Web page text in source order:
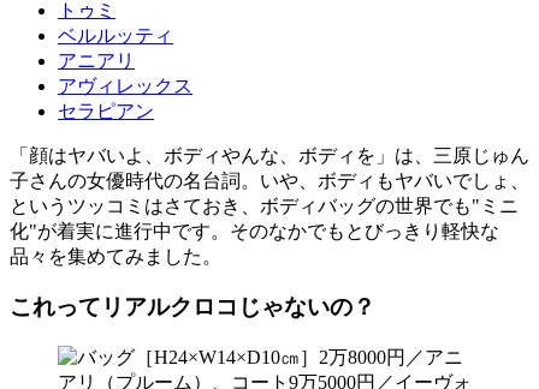
トゥミ
ベルルッティ
アニアリ
アヴィレックス
セラピアン
「顔はヤバいよ、ボディやんな、ボディを」は、三原じゅん
子さんの女優時代の名台詞。いや、ボディもヤバいでしょ、
というツッコミはさておき、ボディバッグの世界でも"ミニ
化"が着実に進行中です。そのなかでもとびっきり軽快な
品々を集めてみました。
これってリアルクロコじゃないの？